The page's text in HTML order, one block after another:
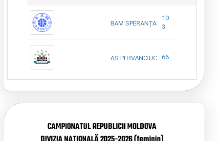
BAM SPERANȚA
10
3
AS PERVANCIUC 66
CAMPIONATUL REPUBLICII MOLDOVA